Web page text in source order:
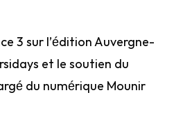
3 sur l’édition Auvergne-
et le soutien du
du numérique Mounir